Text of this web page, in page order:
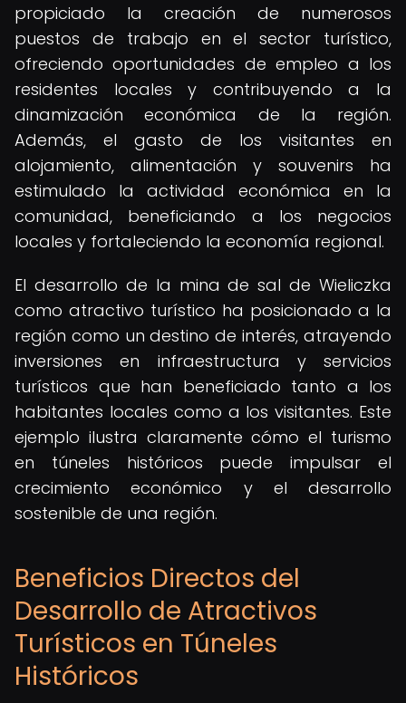
propiciado la creación de numerosos
puestos de trabajo en el sector turístico,
ofreciendo oportunidades de empleo a los
residentes locales y contribuyendo a la
dinamización económica de la región.
Además, el gasto de los visitantes en
alojamiento, alimentación y souvenirs ha
estimulado la actividad económica en la
comunidad, beneficiando a los negocios
locales y fortaleciendo la economía regional.
El desarrollo de la mina de sal de Wieliczka
como atractivo turístico ha posicionado a la
región como un destino de interés, atrayendo
inversiones en infraestructura y servicios
turísticos que han beneficiado tanto a los
habitantes locales como a los visitantes. Este
ejemplo ilustra claramente cómo el turismo
en túneles históricos puede impulsar el
crecimiento económico y el desarrollo
sostenible de una región.
Beneficios Directos del
Desarrollo de Atractivos
Turísticos en Túneles
Históricos